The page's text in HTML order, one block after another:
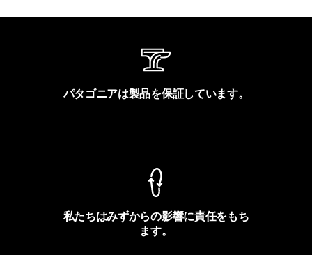
パタゴニアは製品を保証しています。
私たちはみずからの影響に責任をもち
ます。